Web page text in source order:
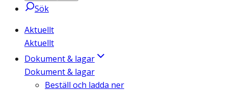
Sök
Aktuellt
Aktuellt
Dokument & lagar
Dokument & lagar
Beställ och ladda ner